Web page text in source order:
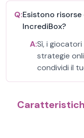
Q:Esistono
IncrediBox?
A:Sì, i
strategie
condividi il